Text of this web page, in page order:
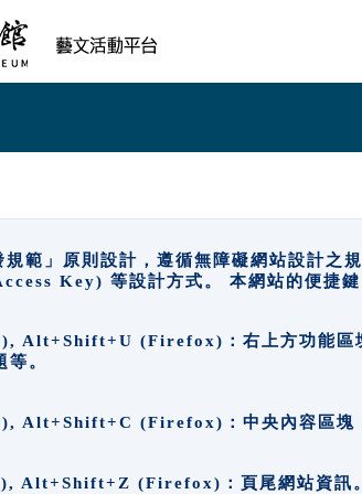
規範」原則設計，遵循無障礙網站設計
Key) 等設計方式。 本網站的便捷鍵
Alt+Shift+U (Firefox)：右上方功能區塊
。
Alt+Shift+C (Firefox)：中央內容區塊，
Alt+Shift+Z (Firefox)：頁尾網站資訊。